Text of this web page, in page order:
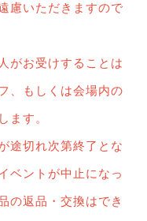
慮いただきますので
がお受けすることは
、もしくは会場内の
ます。
途切れ次第終了とな
ベントが中止になっ
の返品・交換はでき